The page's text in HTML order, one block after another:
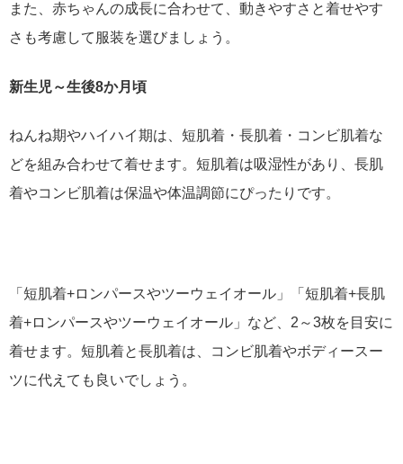
また、赤ちゃんの成長に合わせて、動きやすさと着せやす
さも考慮して服装を選びましょう。
新生児～生後8か月頃
ねんね期やハイハイ期は、短肌着・長肌着・コンビ肌着な
どを組み合わせて着せます。短肌着は吸湿性があり、長肌
着やコンビ肌着は保温や体温調節にぴったりです。
「短肌着+ロンパースやツーウェイオール」「短肌着+長肌
着+ロンパースやツーウェイオール」など、2～3枚を目安に
着せます。短肌着と長肌着は、コンビ肌着やボディースー
ツに代えても良いでしょう。